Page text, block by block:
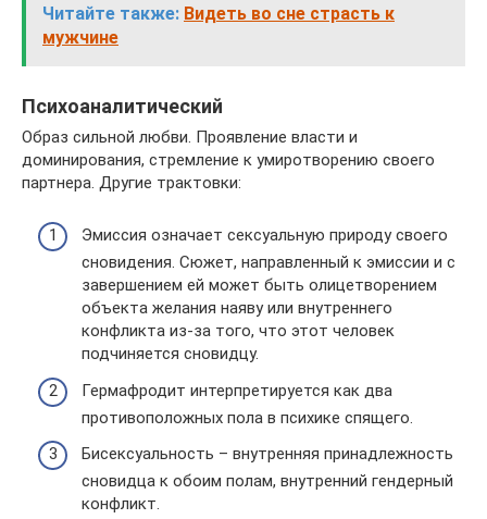
Читайте также: Видеть во сне страсть к
мужчине
Психоаналитический
Образ сильной любви. Проявление власти и
доминирования, стремление к умиротворению своего
партнера. Другие трактовки:
Эмиссия означает сексуальную природу своего
сновидения. Сюжет, направленный к эмиссии и с
завершением ей может быть олицетворением
объекта желания наяву или внутреннего
конфликта из-за того, что этот человек
подчиняется сновидцу.
Гермафродит интерпретируется как два
противоположных пола в психике спящего.
Бисексуальность – внутренняя принадлежность
сновидца к обоим полам, внутренний гендерный
конфликт.